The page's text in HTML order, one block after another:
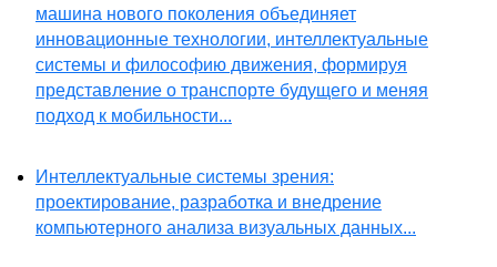
машина нового поколения объединяет
инновационные технологии, интеллектуальные
системы и философию движения, формируя
представление о транспорте будущего и меняя
подход к мобильности...
Интеллектуальные системы зрения:
проектирование, разработка и внедрение
компьютерного анализа визуальных данных...